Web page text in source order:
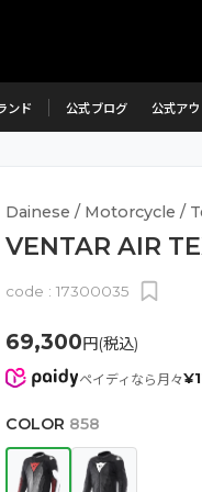
ンド 公式ブログ 公式ア
Dainese / Motorcycle /
VENTAR AIR
code : 17300035
69,300円(税込)
ペイディなら月々¥
COLOR 858